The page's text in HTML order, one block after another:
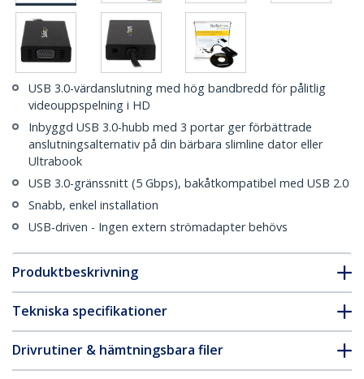
USB 3.0-värdanslutning med hög bandbredd för pålitlig
videouppspelning i HD
Inbyggd USB 3.0-hubb med 3 portar ger förbättrade
anslutningsalternativ på din bärbara slimline dator eller
Ultrabook
USB 3.0-gränssnitt (5 Gbps), bakåtkompatibel med USB 2.0
Snabb, enkel installation
USB-driven - Ingen extern strömadapter behövs
Produktbeskrivning
Tekniska specifikationer
Drivrutiner & hämtningsbara filer